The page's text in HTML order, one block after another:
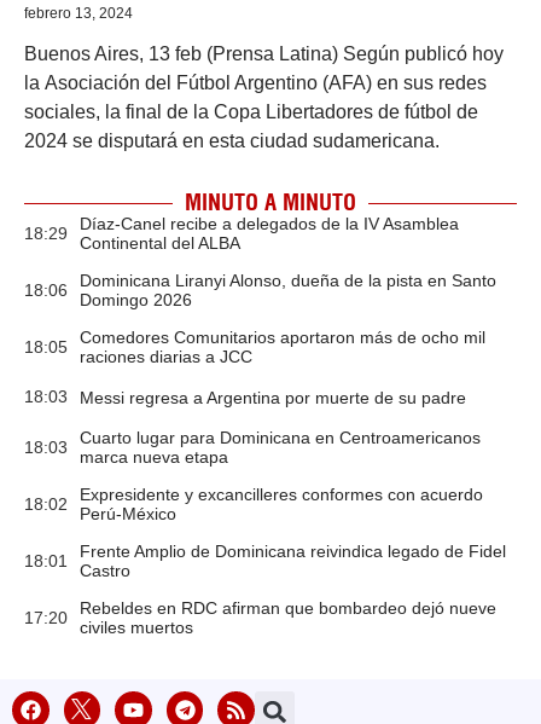
febrero 13, 2024
Buenos Aires, 13 feb (Prensa Latina) Según publicó hoy
la Asociación del Fútbol Argentino (AFA) en sus redes
sociales, la final de la Copa Libertadores de fútbol de
2024 se disputará en esta ciudad sudamericana.
MINUTO A MINUTO
18:29
Díaz-Canel recibe a delegados de la IV Asamblea
Continental del ALBA
18:06
Dominicana Liranyi Alonso, dueña de la pista en Santo
Domingo 2026
18:05
Comedores Comunitarios aportaron más de ocho mil
raciones diarias a JCC
18:03 Messi regresa a Argentina por muerte de su padre
18:03
Cuarto lugar para Dominicana en Centroamericanos
marca nueva etapa
18:02
Expresidente y excancilleres conformes con acuerdo
Perú-México
18:01
Frente Amplio de Dominicana reivindica legado de Fidel
Castro
17:20
Rebeldes en RDC afirman que bombardeo dejó nueve
civiles muertos